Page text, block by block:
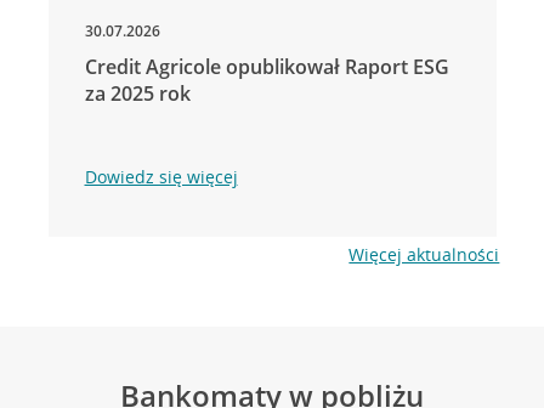
30.07.2026
Credit Agricole opublikował Raport ESG
za 2025 rok
Dowiedz się więcej
Więcej aktualności
Bankomaty w pobliżu